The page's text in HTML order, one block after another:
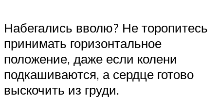
Набегались вволю? Не торопитесь
принимать горизонтальное
положение, даже если колени
подкашиваются, а сердце готово
выскочить из груди.